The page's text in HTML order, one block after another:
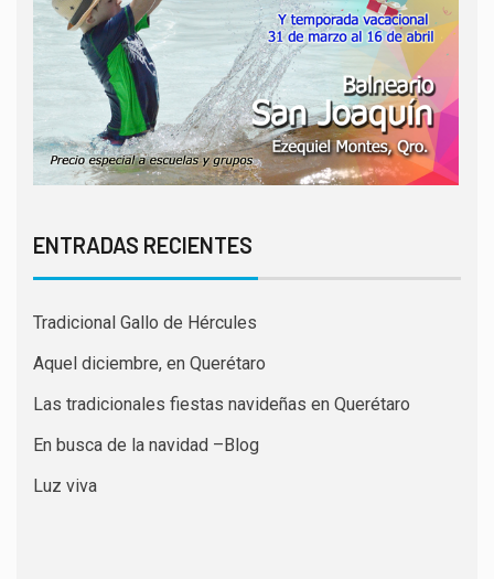
ENTRADAS RECIENTES
Tradicional Gallo de Hércules
Aquel diciembre, en Querétaro
Las tradicionales fiestas navideñas en Querétaro
En busca de la navidad –Blog
Luz viva